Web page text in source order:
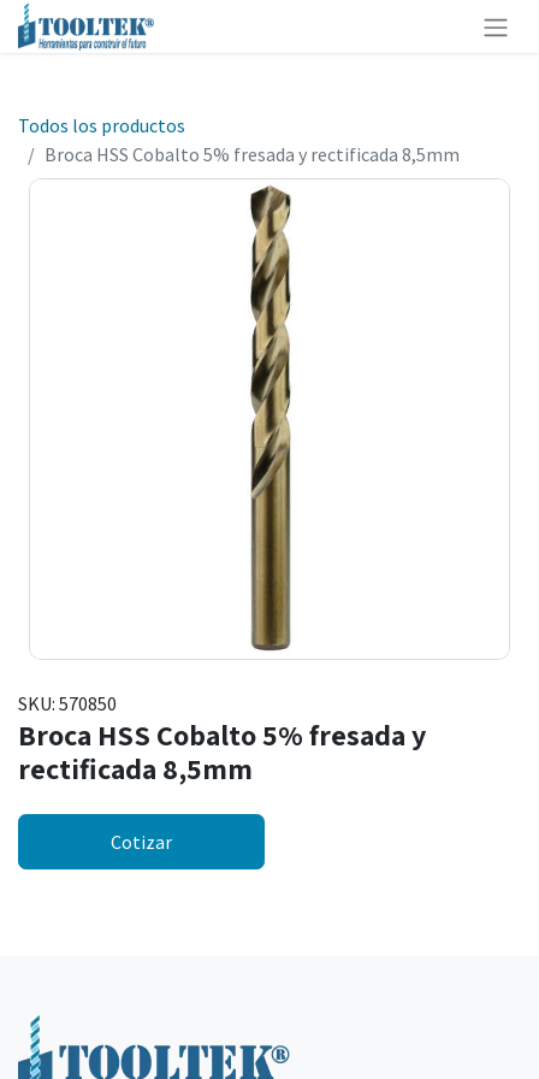
Todos los productos
Broca HSS Cobalto 5% fresada y rectificada 8,5mm
SKU: 570850
Broca HSS Cobalto 5% fresada y
rectificada 8,5mm
Cotizar